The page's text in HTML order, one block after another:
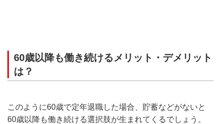
60歳以降も働き続けるメリット・デメリット
は？
このように60歳で定年退職した場合、貯蓄などがないと
60歳以降も働き続ける選択肢が生まれてくるでしょう。